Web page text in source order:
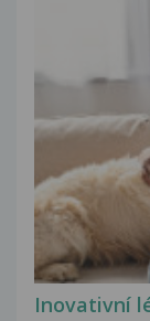
Inovativní